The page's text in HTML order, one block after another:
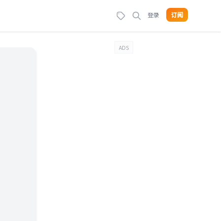
登录 订阅
ADS